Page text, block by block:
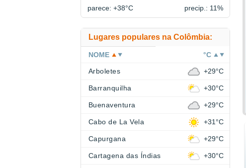
parece: +38°C precip.: 11%
Lugares populares na Colômbia:
NOME °C
Arboletes +29°C
Barranquilha +30°C
Buenaventura +29°C
Cabo de La Vela +31°C
Capurgana +29°C
Cartagena das Índias +30°C